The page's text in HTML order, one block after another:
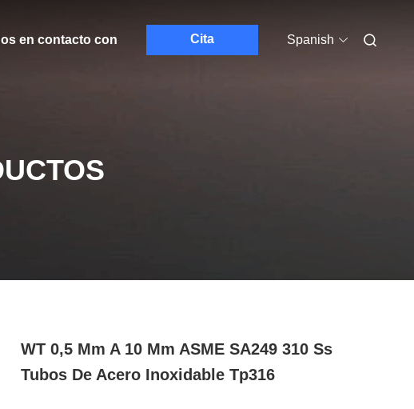
en contacto con Cita Spanish
WT 0,5 Mm A 10 Mm ASME SA249 310 Ss
Tubos De Acero Inoxidable Tp316